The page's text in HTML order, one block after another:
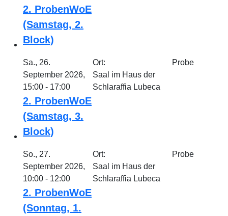
2. ProbenWoE
(Samstag, 2.
Block)
Sa., 26.
September 2026,
15:00 - 17:00
2. ProbenWoE
(Samstag, 3.
Block)
Ort:
Saal im Haus der
Schlaraffia Lubeca
Probe
So., 27.
September 2026,
10:00 - 12:00
2. ProbenWoE
(Sonntag, 1.
Ort:
Saal im Haus der
Schlaraffia Lubeca
Probe